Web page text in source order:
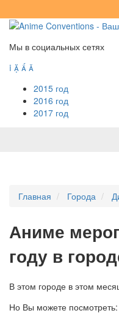
Мы в социальных сетях
   
2015 год
2016 год
2017 год
Главная Города
Аниме
году в
В этом городе в этом
Но Вы можете посмотреть: